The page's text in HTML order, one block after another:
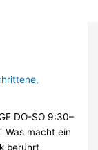
,
DO-SO 9:30–
macht ein
berührt,